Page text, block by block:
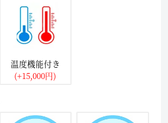
温度機能付き
(+15,000円)